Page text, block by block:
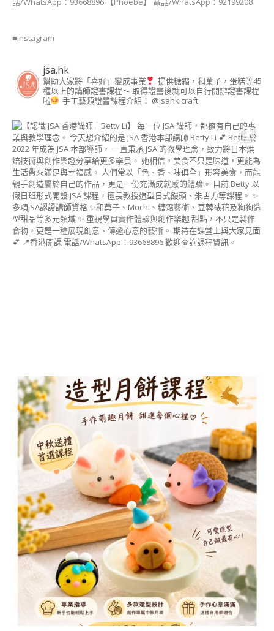
■Instagram
jsa.hk
幫助大家將「喜好」變成事業
提供糖霜，和菓子，蛋糕等45
種以上的講師證書課程～ 取得證書後就可以自行開辦證書課程
啦
手工藝類證書課程介紹： @jsahk.craft